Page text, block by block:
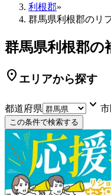
利根郡»
群馬県利根郡のリ
群馬県利根郡の
location_on エリアから探す
都道府県 keyboard_arrow_down
この条件で検索する